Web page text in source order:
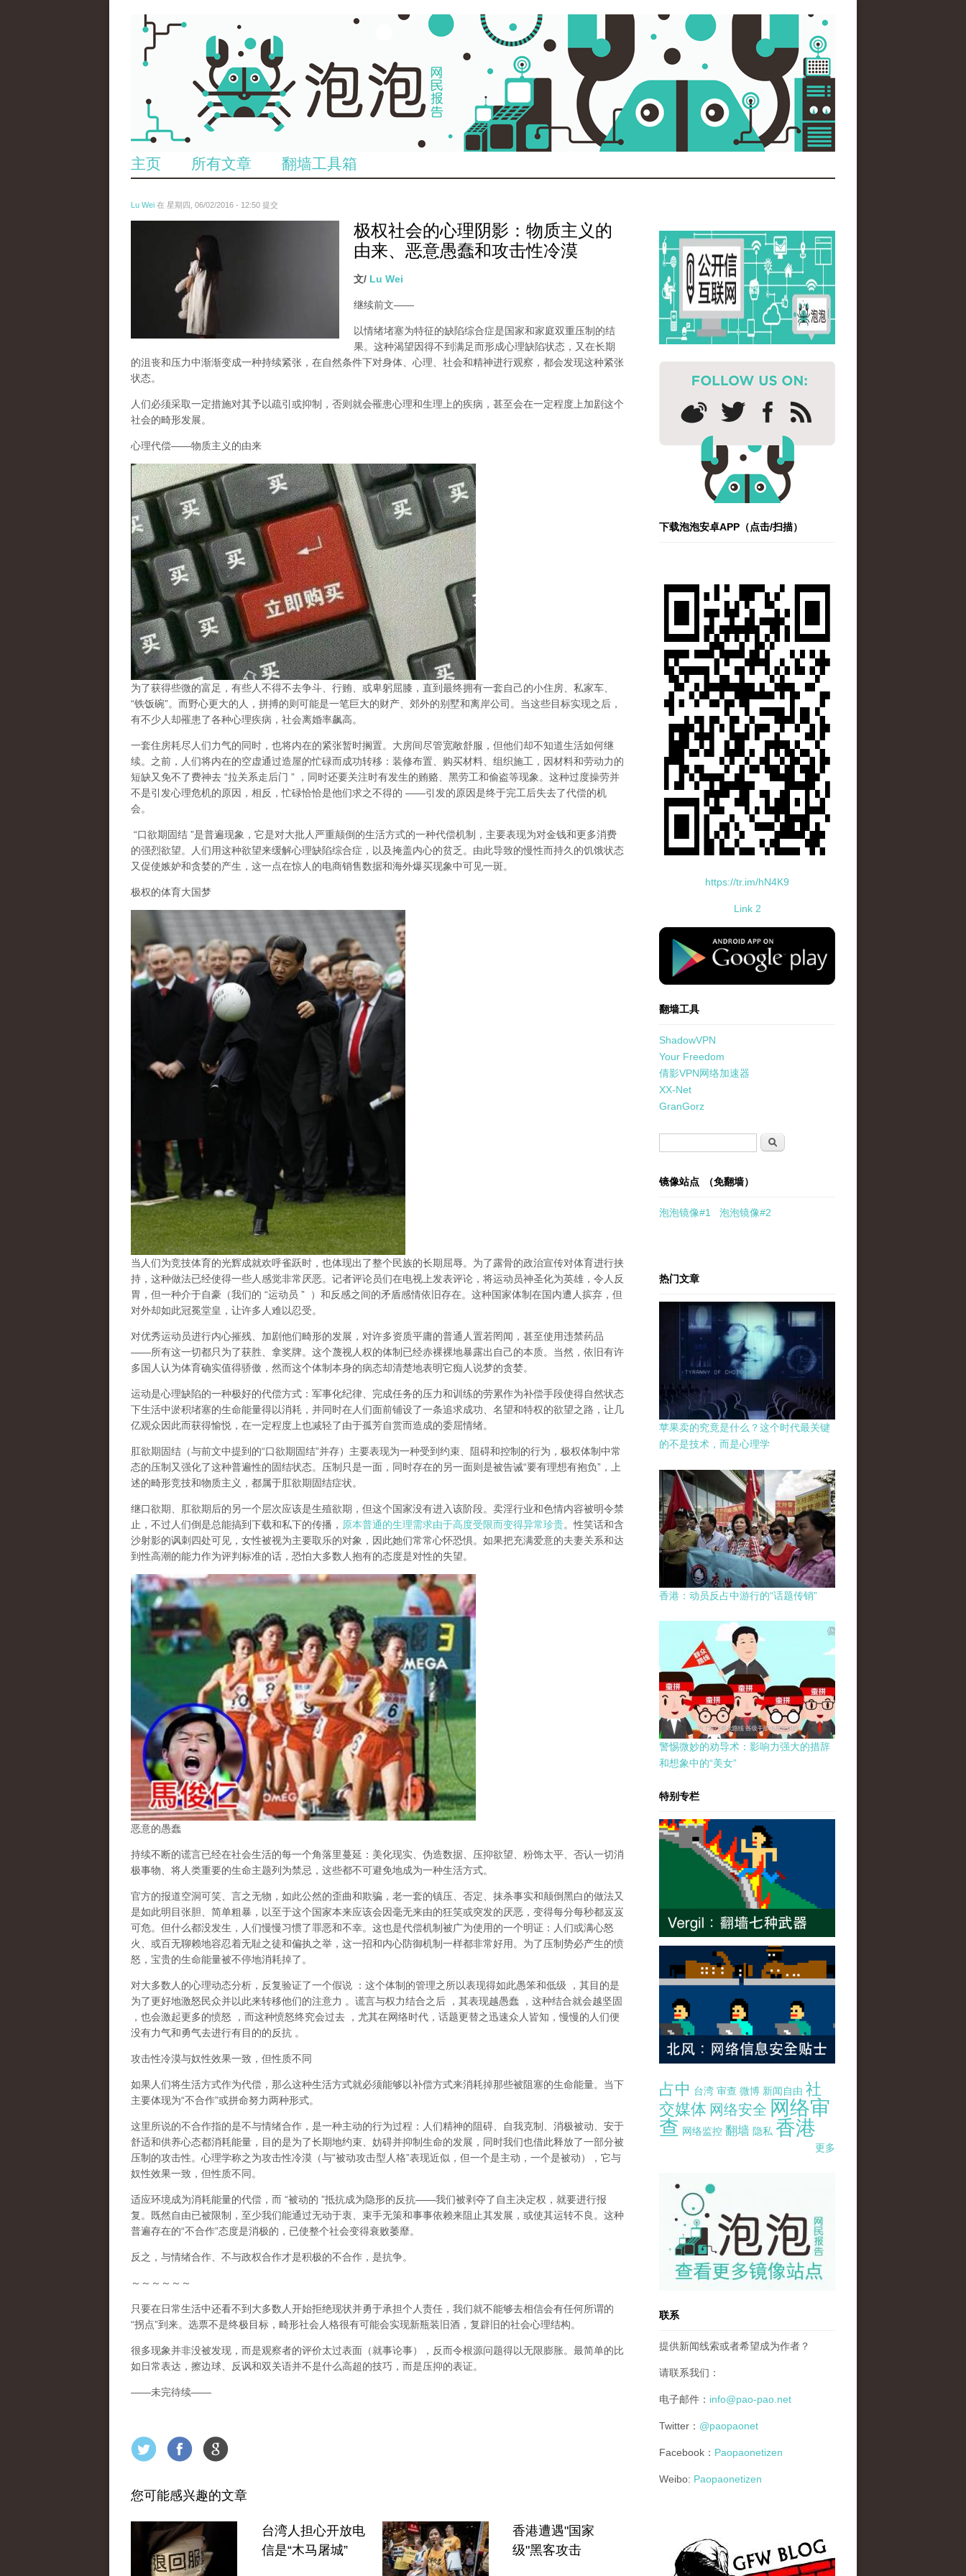
主页 所有文章 翻墙工具箱
Lu Wei 在 星期四, 06/02/2016 - 12:50 提交
极权社会的心理阴影：物质主义的
由来、恶意愚蠢和攻击性冷漠
文/ Lu Wei
继续前文——
以情绪堵塞为特征的缺陷综合症是国家和家庭双重压制的结
果。这种渴望因得不到满足而形成心理缺陷状态，又在长期
的沮丧和压力中渐渐变成一种持续紧张，在自然条件下对身体、心理、社会和精神进行观察，都会发现这种紧张
状态。
人们必须采取一定措施对其予以疏引或抑制，否则就会罹患心理和生理上的疾病，甚至会在一定程度上加剧这个
社会的畸形发展。
心理代偿——物质主义的由来
为了获得些微的富足，有些人不得不去争斗、行贿、或卑躬屈膝，直到最终拥有一套自己的小住房、私家车、
“铁饭碗”。而野心更大的人，拼搏的则可能是一笔巨大的财产、郊外的别墅和离岸公司。当这些目标实现之后，
有不少人却罹患了各种心理疾病，社会离婚率飙高。
一套住房耗尽人们力气的同时，也将内在的紧张暂时搁置。大房间尽管宽敞舒服，但他们却不知道生活如何继
续。之前，人们将内在的空虚通过造屋的忙碌而成功转移：装修布置、购买材料、组织施工，因材料和劳动力的
短缺又免不了费神去 “拉关系走后门 ”
，同时还要关注时有发生的贿赂、黑劳工和偷盗等现象。这种过度操劳并
不是引发心理危机的原因，相反，忙碌恰恰是他们求之不得的 ——引发的原因是终于完工后失去了代偿的机
会。
“口欲期固结 ”是普遍现象，它是对大批人严重颠倒的生活方式的一种代偿机制，主要表现为对金钱和更多消费
的强烈欲望。人们用这种欲望来缓解心理缺陷综合症，以及掩盖内心的贫乏。由此导致的慢性而持久的饥饿状态
又促使嫉妒和贪婪的产生，这一点在惊人的电商销售数据和海外爆买现象中可见一斑。
极权的体育大国梦
当人们为竞技体育的光辉成就欢呼雀跃时，也体现出了整个民族的长期屈辱。为了露骨的政治宣传对体育进行挟
持，这种做法已经使得一些人感觉非常厌恶。记者评论员们在电视上发表评论，将运动员神圣化为英雄，令人反
胃，但一种介于自豪（我们的 “运动员 ”
）和反感之间的矛盾感情依旧存在。这种国家体制在国内遭人摈弃，但
对外却如此冠冕堂皇，让许多人难以忍受。
对优秀运动员进行内心摧残、加剧他们畸形的发展，对许多资质平庸的普通人置若罔闻，甚至使用违禁药品
——所有这一切都只为了获胜、拿奖牌。这个蔑视人权的体制已经赤裸裸地暴露出自己的本质。当然，依旧有许
多国人认为体育确实值得骄傲，然而这个体制本身的病态却清楚地表明它痴人说梦的贪婪。
运动是心理缺陷的一种极好的代偿方式 ：军事化纪律、完成任务的压力和训练的劳累作为补偿手段使得自然状态
下生活中淤积堵塞的生命能量得以消耗，并同时在人们面前铺设了一条追求成功、名望和特权的欲望之路，让几
亿观众因此而获得愉悦，在一定程度上也减轻了由于孤芳自赏而造成的委屈情绪。
肛欲期固结 （与前文中提到的“口欲期固结”并存）主要表现为一种受到约束、阻碍和控制的行为，极权体制中常
态的压制又强化了这种普遍性的固结状态。压制只是一面，同时存在的另一面则是被告诫“要有理想有抱负” ，上
述的畸形竞技和物质主义，都属于肛欲期固结症状。
继口欲期、肛欲期后的另一个层次应该是生殖欲期 ，但这个国家没有进入该阶段。卖淫行业和色情内容被明令禁
止，不过人们倒是总能搞到下载和私下的传播， 原本普通的生理需求由于高度受限而变得异常珍贵。性笑话和含
沙射影的讽刺四处可见，女性被视为主要取乐的对象，因此她们常常心怀恐惧。如果把充满爱意的夫妻关系和达
到性高潮的能力作为评判标准的话，恐怕大多数人抱有的态度是对性的失望。
恶意的愚蠢
持续不断的谎言已经在社会生活的每一个角落里蔓延：美化现实、伪造数据、压抑欲望、粉饰太平、否认一切消
极事物、将人类重要的生命主题列为禁忌，这些都不可避免地成为一种生活方式。
官方的报道空洞可笑、言之无物，如此公然的歪曲和欺骗，老一套的镇压、否定、抹杀事实和颠倒黑白的做法又
是如此明目张胆、简单粗暴，以至于这个国家本来应该会因毫无来由的狂笑或突发的厌恶，变得每分每秒都岌岌
可危。但什么都没发生，人们慢慢习惯了罪恶和不幸。这也是代偿机制被广为使用的一个明证：人们或满心怒
火、或百无聊赖地容忍着无耻之徒和偏执之举，这一招和内心防御机制一样都非常好用。为了压制势必产生的愤
怒，宝贵的生命能量被不停地消耗掉了。
对大多数人的心理动态分析，反复验证了一个假说 ：这个体制的管理之所以表现得如此愚笨和低级
，其目的是
为了更好地激怒民众并以此来转移他们的注意力 。谎言与权力结合之后 ，其表现越愚蠢
，这种结合就会越坚固
，也会激起更多的愤怒
，而这种愤怒终究会过去
，尤其在网络时代，话题更替之迅速众人皆知，慢慢的人们便
没有力气和勇气去进行有目的的反抗 。
攻击性冷漠与奴性效果一致，但性质不同
如果人们将生活方式作为代偿，那么这种生活方式就必须能够以补偿方式来消耗掉那些被阻塞的生命能量。当下
主要体现为“不合作”或拼命努力两种形式。
这里所说的不合作指的是不与情绪合作 ，是一种主动的行为过程：人们精神的阻碍、自我克制、消极被动、安于
舒适和供养心态都消耗能量，目的是为了长期地约束、妨碍并抑制生命的发展，同时我们也借此释放了一部分被
压制的攻击性。心理学称之为攻击性冷漠 （与“被动攻击型人格”表现近似，但一个是主动，一个是被动），它与
奴性效果一致，但性质不同。
适应环境成为消耗能量的代偿，而 “被动的 ”抵抗成为隐形的反抗——我们被剥夺了自主决定权，就要进行报
复。既然自由已被限制，至少我们能通过无动于衷、束手无策和事事依赖来阻止其发展，或使其运转不良。这种
普遍存在的“不合作”态度是消极的，已使整个社会变得衰败萎靡。
反之，与情绪合作、不与政权合作才是积极的不合作，是抗争。
～～～～～～
只要在日常生活中还看不到大多数人开始拒绝现状并勇于承担个人责任，我们就不能够去相信会有任何所谓的
“拐点”到来。选票不是终极目标，畸形社会人格很有可能会实现新瓶装旧酒，复辟旧的社会心理结构。
很多现象并非没被发现，而是观察者的评价太过表面（就事论事），反而令根源问题得以无限膨胀。最简单的比
如日常表达，擦边球、反讽和双关语并不是什么高超的技巧，而是压抑的表证。
——未完待续——
您可能感兴趣的文章
台湾人担心开放电
信是“木马屠城”
香港遭遇"国家
级"黑客攻击
下载泡泡安卓APP（点击/扫描）
https://tr.im/hN4K9
Link 2
standard-icon-googleplay-app-store.png
翻墙工具
ShadowVPN
Your Freedom
倩影VPN网络加速器
XX-Net
GranGorz
搜索
镜像站点 （免翻墙）
泡泡镜像#1 泡泡镜像#2
热门文章
苹果卖的究竟是什么？这个时代最关键
的不是技术，而是心理学
香港：动员反占中游行的“话题传销”
警惕微妙的劝导术：影响力强大的措辞
和想象中的“美女”
特别专栏
占中 台湾 审查 微博 新闻自由 社
交媒体 网络安全 网络审
查 网络监控 翻墙 隐私 香港
更多
pao-pao-banner-mirror-site-120814.jpg
联系
提供新闻线索或者希望成为作者？
请联系我们：
电子邮件： info@pao-pao.net
Twitter： @paopaonet
Facebook： Paopaonetizen
Weibo: Paopaonetizen
gfw_blog_small.jpg